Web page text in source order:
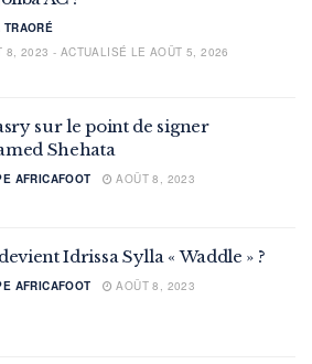
TRAORÉ
8, 2023 - ACTUALISÉ LE AOÛT 5, 2026
sur le point de signer
Shehata
AFRICAFOOT AOÛT 8, 2023
Idrissa Sylla « Waddle » ?
AFRICAFOOT AOÛT 8, 2023